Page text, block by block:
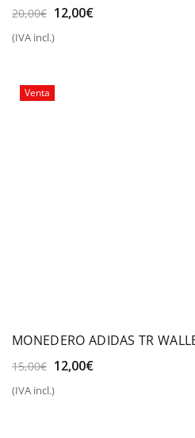
20,00€ El
original
12,00€El
(IVA incl.)
Venta
MONEDERO ADIDAS TR
15,00€ El
original
12,00€El
(IVA incl.)